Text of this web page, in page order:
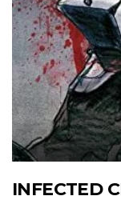
INFECTED